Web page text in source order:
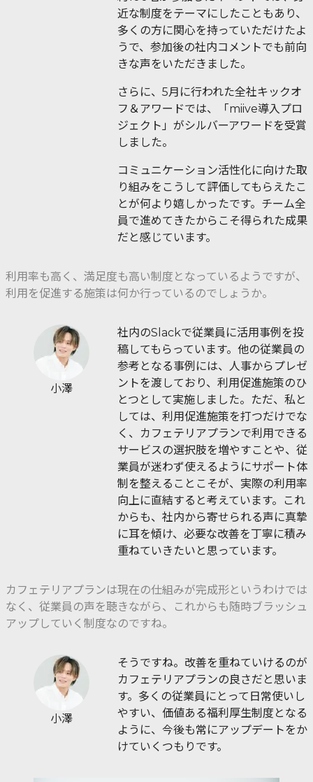
近な制度をテーマにしたこともあり、
多くの方に関心を持っていただけたよ
うで、参加後の社内コメントでも前向
きな声をいただきました。
さらに、5月に行われた全社キックオ
フ＆アワードでは、「miive導入プロ
ジェクト」がシルバーアワードを受賞
しました。
コミュニケーション活性化に向けた取
り組みをこうして評価してもらえたこ
とが何より嬉しかったです。チーム全
員で進めてきたからこそ得られた成果
だと感じています。
利用率も高く、満足度も高い制度となっているようですが、
利用を促進する施策は何か行っているのでしょうか。
小澤
社内のSlackで従業員に活用事例を投
稿してもらっています。他の従業員の
参考となる事例には、人事からプレゼ
ントを渡しており、利用促進施策のひ
とつとして実施しました。ただ、私と
しては、利用促進施策を打つだけでな
く、カフェテリアプランで利用できる
サービスの選択肢を増やすことや、従
業員が迷わず使えるようにサポート体
制を整えることこそが、実際の利用率
向上に直結すると考えています。これ
からも、社内から寄せられる声に真摯
に耳を傾け、必要な改善を丁寧に積み
重ねていきたいと思っています。
カフェテリアプランは現在の仕組みが完成形というわけでは
なく、従業員の声を聴きながら、これからも随時ブラッシュ
アップしていく制度なのですね。
小澤
そうですね。改善を重ねていけるのが
カフェテリアプランの良さだと思いま
す。多くの従業員にとって日常使いし
やすい、価値ある福利厚生制度となる
ように、今後も常にアップデートをか
けていくつもりです。